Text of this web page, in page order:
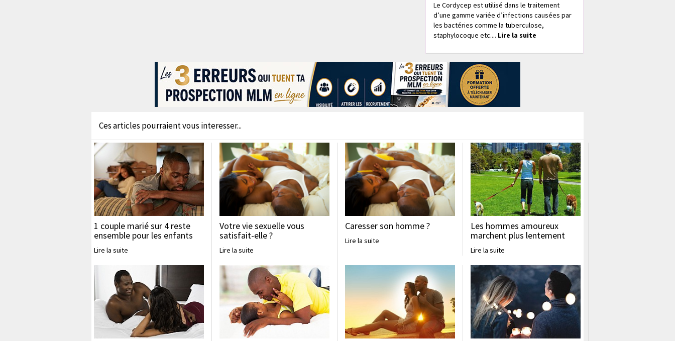
Le Cordycep est utilisé dans le traitement
d’une gamme variée d’infections causées par
les bactéries comme la tuberculose,
staphylocoque etc.... Lire la suite
Ces articles pourraient vous interesser...
1 couple marié sur 4 reste
ensemble pour les enfants
Lire la suite
Votre vie sexuelle vous
satisfait-elle ?
Lire la suite
Caresser son homme ?
Lire la suite
Les hommes amoureux
marchent plus lentement
Lire la suite